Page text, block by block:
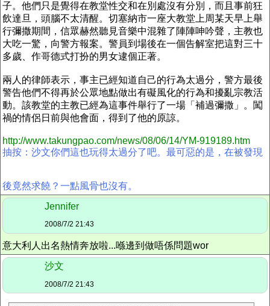
子。他們只是覺得在教堂性交和在別處沒有分別，而且事前狂
飲達旦，頭腦不太清醒。切塞納市一座大教堂上周某天早上舉
行彌撒期間，信眾赫然聽見音樂中混雜了陣陣呻吟聲，主教也
大吃一驚，向警方報案。警員到場後在一個告解室把這對三十
多歲、作哥德式打扮的男女逮個正著。
兩人的律師表示，事主已經知道自己的行為太過分，警方最後
警告他們不得再於公眾地點做出有礙風化的行為和擾亂宗教活
動。該教堂的主教已經為這事件舉行了一場「補過彌撒」。闖
禍的情侶日前與他會面，得到了他的原諒。
http://www.takungpao.com/news/08/06/14/YM-919189.htm
抽按：沙文你們這也玩得太過分了吧。最可惡的是，在被發現
後竟然求饒？一點風骨也沒有。
Jennifer
2008/7/2 21:43
意大利人出名熱情奔放啦...喺邊到做唔係問題wor
沙文
2008/7/2 21:43